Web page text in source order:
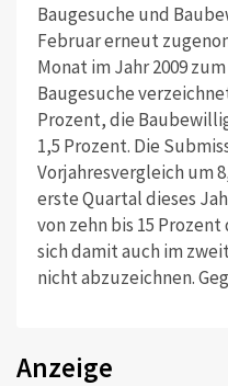
Baugesuche und
Februar erneut
Monat im Jahr 2009
Baugesuche
Prozent, die
1,5 Prozent. Die
Vorjahresvergleich um
erste Quartal dieses
von zehn bis 15
sich damit auch im
nicht abzuzeichnen.
Anzeige